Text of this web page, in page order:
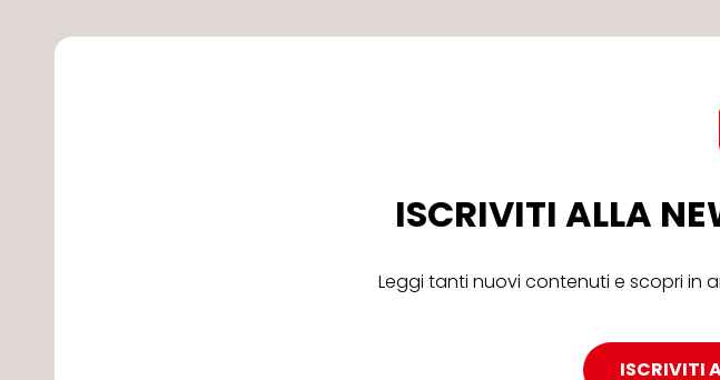
ISCRIVITI ALLA
Leggi tanti nuovi contenuti e scopri in
ISCRIVITI